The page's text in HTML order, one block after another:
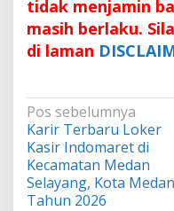
tidak menjamin
masih berlaku.
di laman
Navigasi
pos
Pos sebelumnya
Karir Terbaru Loker
Kasir Indomaret di
Kecamatan Medan
Selayang, Kota Medan
Tahun 2026